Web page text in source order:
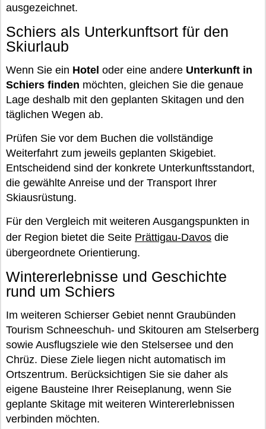
ausgezeichnet.
Schiers als Unterkunftsort für den
Skiurlaub
Wenn Sie ein Hotel oder eine andere Unterkunft in
Schiers finden möchten, gleichen Sie die genaue
Lage deshalb mit den geplanten Skitagen und den
täglichen Wegen ab.
Prüfen Sie vor dem Buchen die vollständige
Weiterfahrt zum jeweils geplanten Skigebiet.
Entscheidend sind der konkrete Unterkunftsstandort,
die gewählte Anreise und der Transport Ihrer
Skiausrüstung.
Für den Vergleich mit weiteren Ausgangspunkten in
der Region bietet die Seite Prättigau-Davos die
übergeordnete Orientierung.
Wintererlebnisse und Geschichte
rund um Schiers
Im weiteren Schierser Gebiet nennt Graubünden
Tourism Schneeschuh- und Skitouren am Stelserberg
sowie Ausflugsziele wie den Stelsersee und den
Chrüz. Diese Ziele liegen nicht automatisch im
Ortszentrum. Berücksichtigen Sie sie daher als
eigene Bausteine Ihrer Reiseplanung, wenn Sie
geplante Skitage mit weiteren Wintererlebnissen
verbinden möchten.